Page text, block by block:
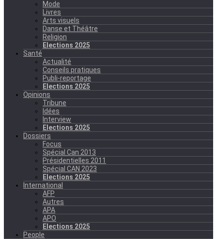
Mode
Livres
Arts visuels
Danse et Théâtre
Religion
Elections 2025
Santé
Actualité
Conseils pratiques
Publi-reportage
Elections 2025
Opinions
Tribune
Idées
Interview
Elections 2025
Dossiers
Focus
Spécial Can 2013
Présidentielles 2011
Spécial CAN 2023
Elections 2025
International
AFP
Autres
APA
APO
Elections 2025
People